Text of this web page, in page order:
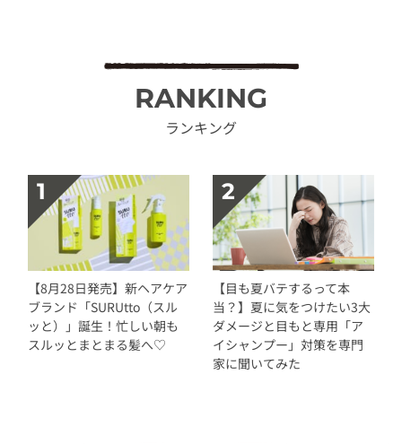
RANKING
ランキング
【8月28日発売】新ヘアケア
ブランド「SURUtto（スル
ッと）」誕生！忙しい朝も
スルッとまとまる髪へ♡
【目も夏バテするって本
当？】夏に気をつけたい3大
ダメージと目もと専用「ア
イシャンプー」対策を専門
家に聞いてみた